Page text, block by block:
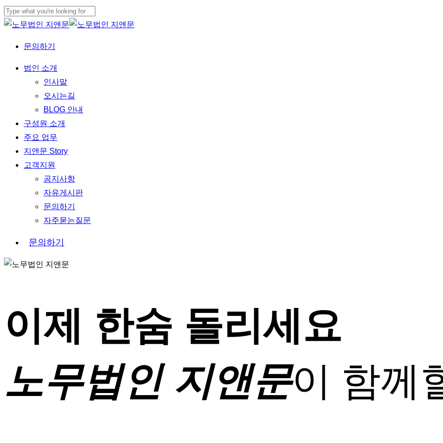
Skip
to
content
Close
문의하기
Menu
법인 소개
인사말
오시는길
BLOG 안내
구성원 소개
주요 업무
지앤문 Story
고객지원
공지사항
자유게시판
문의하기
자주묻는질문
문의 하기
이제 한숨 돌리세요
노무법인 지앤문이 함께